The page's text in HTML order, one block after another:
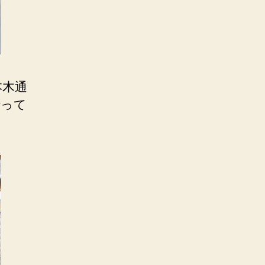
通
て